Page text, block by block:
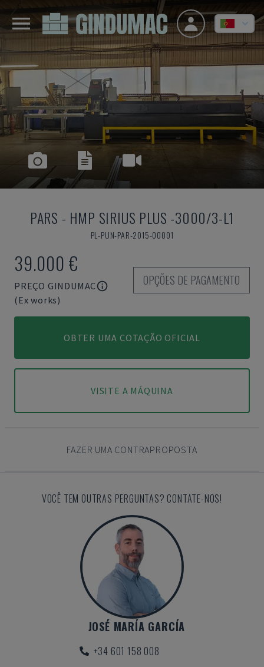
PARS - HMP SIRIUS PLUS -3000/3-L1
PL-PUN-PAR-2015-00001
39.000 €
PREÇO GINDUMAC
(Ex works)
OPÇÕES DE PAGAMENTO
OBTER UMA COTAÇÃO OFICIAL
VISITE A MÁQUINA
FAZER UMA CONTRAPROPOSTA
VOCÊ TEM OUTRAS PERGUNTAS? CONTATE-NOS!
JOSÉ MARÍA GARCÍA
+34 601 158 008